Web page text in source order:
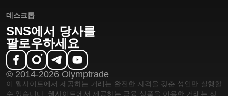
데스크톱
SNS에서 당사를
팔로우하세요
© 2014-2026 Olymptrade
이 웹사이트에서 제공하는 거래는 완전한 자격을 갖춘 성인만 실행할
수 있습니다. 웹사이트에서 제공하는 금융 상품을 이용한 거래는 상